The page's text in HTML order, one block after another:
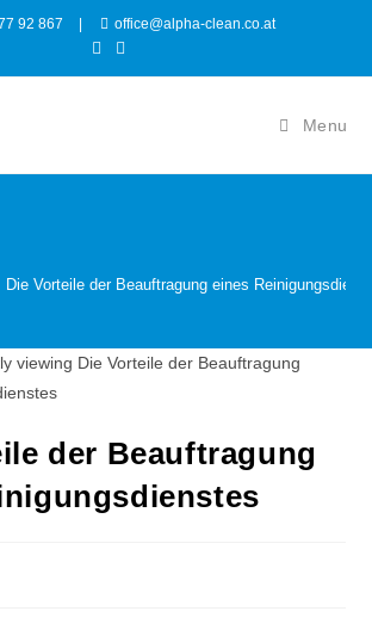
92 867 office@alpha-clean.co.at
Menu
Die Vorteile der Beauftragung eines
der Beauftragung